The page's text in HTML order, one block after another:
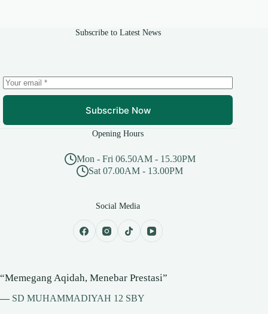
Subscribe to Latest News
Subscribe Now
Opening Hours
Mon - Fri 06.50AM - 15.30PM
Sat 07.00AM - 13.00PM
Social Media
“Memegang Aqidah, Menebar Prestasi”
— SD MUHAMMADIYAH 12 SBY